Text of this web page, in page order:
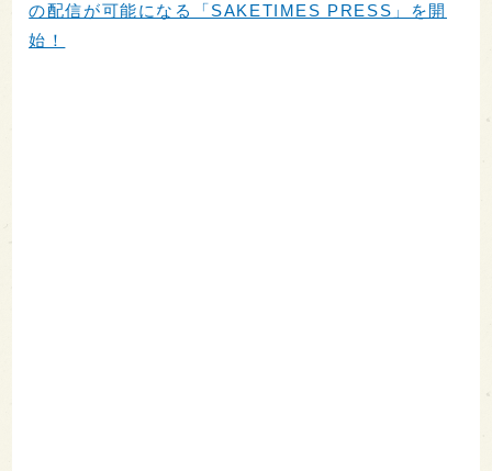
の配信が可能になる「SAKETIMES PRESS」を開
始！